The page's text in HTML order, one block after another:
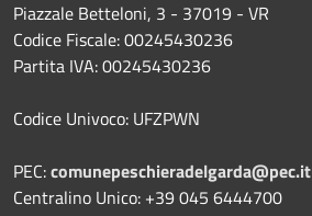
Piazzale Betteloni, 3 - 37019 - VR
Codice Fiscale: 00245430236
Partita IVA: 00245430236
Codice Univoco: UFZPWN
PEC:comunepeschieradelgarda@pec.it
Centralino Unico: +39 045 6444700